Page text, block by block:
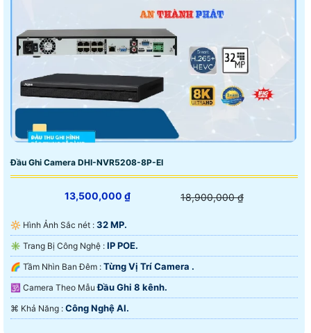
Đầu Ghi Camera DHI-NVR5208-8P-EI
13,500,000 ₫ 18,900,000 ₫
🔆 Hình Ảnh Sắc nét : 32 MP.
✳️ Trang Bị Công Nghệ : IP POE.
🌈 Tầm Nhìn Ban Đêm : Từng Vị Trí Camera .
🕉️ Camera Theo MẫuĐầu Ghi 8 kênh.
️⌘ Khả Năng : Công Nghệ AI.